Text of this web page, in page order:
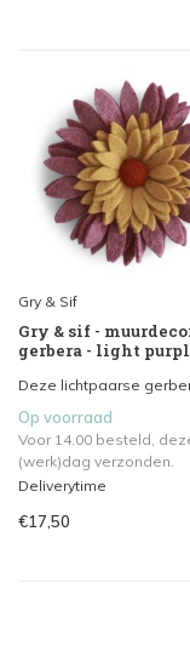
Gry & Sif
Gry & sif -
gerbera - light
Deze lichtpaarse
Op voorraad
Voor 14.00 besteld,
(werk)dag verzonden.
Deliverytime
€17,50